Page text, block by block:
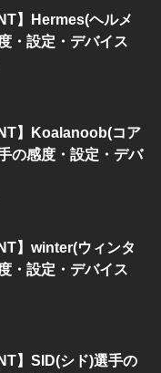
】Hermes(ヘルメ
・設定・デバイス
】Koalanoob(コア
の感度・設定・デバ
】winter(ウィンタ
・設定・デバイス
】SID(シド)選手の